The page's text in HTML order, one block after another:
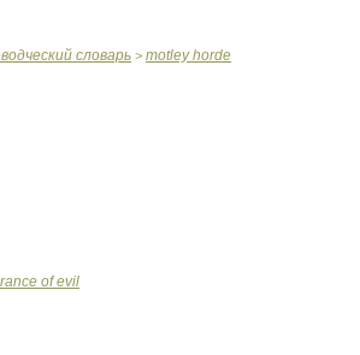
словарь > motley horde
of evil